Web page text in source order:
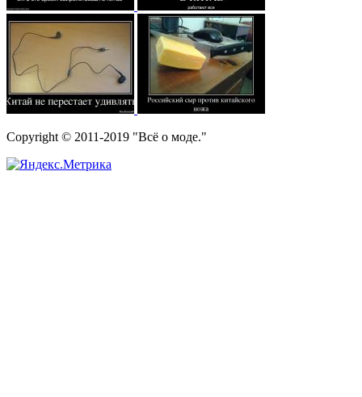
Copyright © 2011-2019 "Всё о моде."